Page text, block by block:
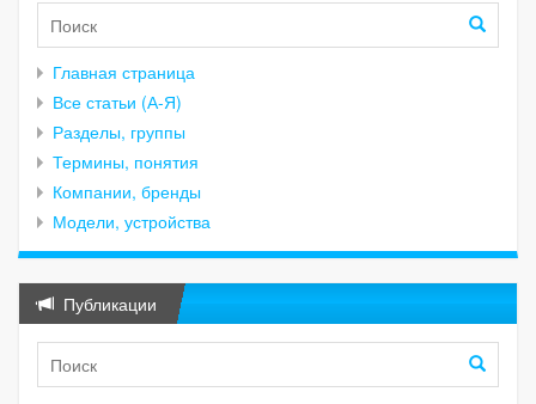
Главная страница
Все статьи (А-Я)
Разделы, группы
Термины, понятия
Компании, бренды
Модели, устройства
Публикации